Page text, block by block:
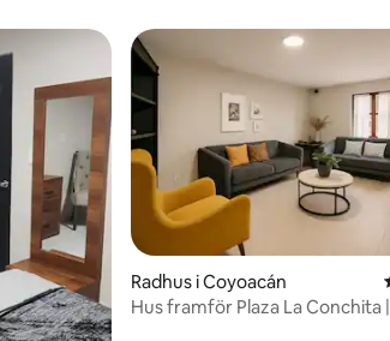
Radhus i Coyoacán
Hus framför Plaza La Conchita |